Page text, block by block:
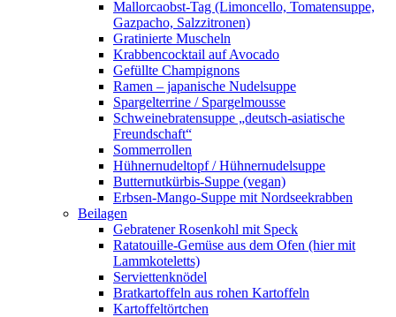
Mallorcaobst-Tag (Limoncello, Tomatensuppe,
Gazpacho, Salzzitronen)
Gratinierte Muscheln
Krabbencocktail auf Avocado
Gefüllte Champignons
Ramen – japanische Nudelsuppe
Spargelterrine / Spargelmousse
Schweinebratensuppe „deutsch-asiatische
Freundschaft“
Sommerrollen
Hühnernudeltopf / Hühnernudelsuppe
Butternutkürbis-Suppe (vegan)
Erbsen-Mango-Suppe mit Nordseekrabben
Beilagen
Gebratener Rosenkohl mit Speck
Ratatouille-Gemüse aus dem Ofen (hier mit
Lammkoteletts)
Serviettenknödel
Bratkartoffeln aus rohen Kartoffeln
Kartoffeltörtchen